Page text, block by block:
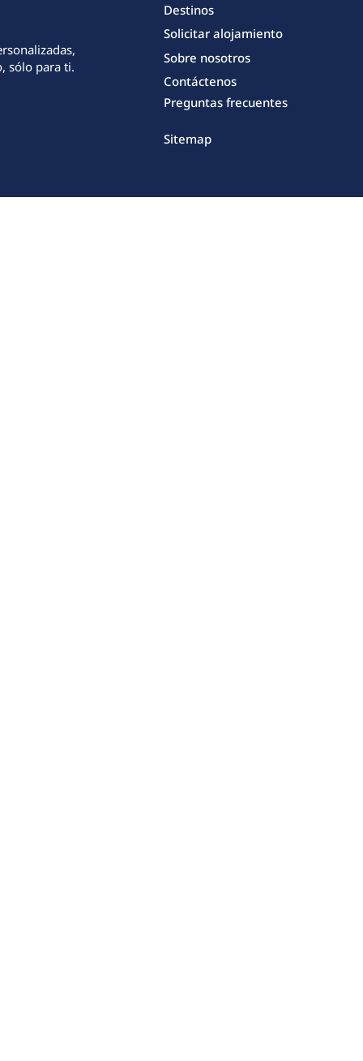
sólo para ti.
Destinos
Solicitar alojamiento
Sobre nosotros
Contáctenos
Preguntas frecuentes
Sitemap